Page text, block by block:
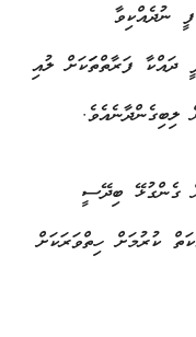
ނުދެއްކިވާ
ދައްކާ ފަރާތްތަަކަށް ލުއި
ގެންގުޅޭ ބިދޭސީ
ކުރުމަށް ހިތްވަރަކަށް